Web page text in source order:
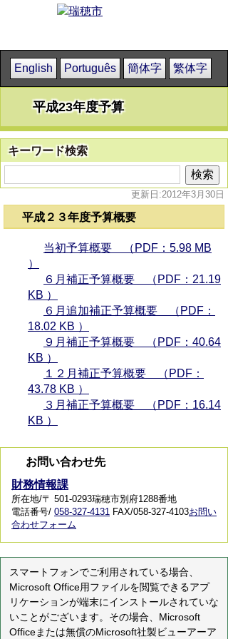
English Português 簡体字 繁体字
平成23年度予算
キーワード検索
更新日:2012年3月30日
平成２３年度予算概要
当初予算概要 （PDF：5.98 MB
）
６月補正予算概要 （PDF：21.19
KB ）
６月追加補正予算概要 （PDF：
18.02 KB ）
９月補正予算概要 （PDF：40.64
KB ）
１２月補正予算概要 （PDF：
43.78 KB ）
３月補正予算概要 （PDF：16.14
KB ）
お問い合わせ先
財務情報課
所在地/〒 501-0293瑞穂市別府1288番地
電話番号/ 058-327-4131 FAX/058-327-4103お問い
合わせフォーム
スマートフォンでご利用されている場合、
Microsoft Office用ファイルを閲覧できるアプ
リケーションが端末にインストールされていな
いことがございます。その場合、Microsoft
Officeまたは無償のMicrosoft社製ビューアーア